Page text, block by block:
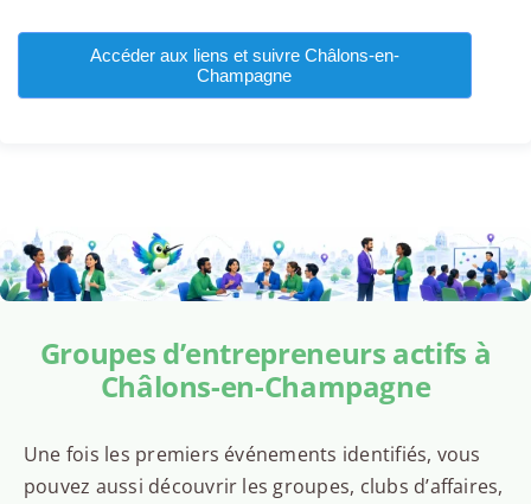
Accéder aux liens et suivre Châlons-en-
Champagne
Groupes d’entrepreneurs actifs à
Châlons-en-Champagne
Une fois les premiers événements identifiés, vous
pouvez aussi découvrir les groupes, clubs d’affaires,